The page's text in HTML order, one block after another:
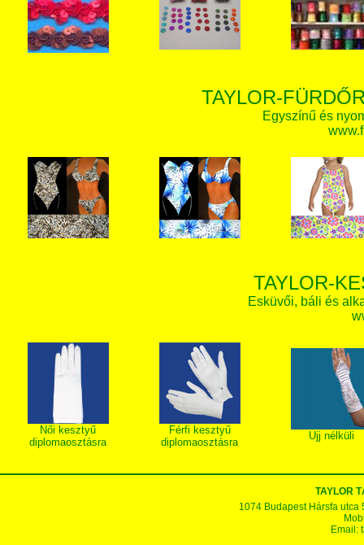
TAYLOR-
Egyszínű és
TAYLOR-
Esküvői, báli és
Női kesztyű
diplomaosztásra
Férfi kesztyű
diplomaosztásra
Ujj nélküli
TAYLOR
1074 Budapest Hársfa utca
Email: